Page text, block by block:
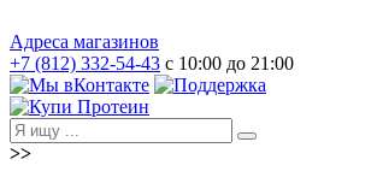
Адреса магазинов
+7 (812) 332-54-43 с 10:00 до 21:00
>>